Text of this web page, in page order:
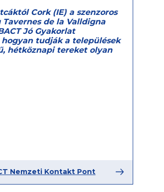
Cork (IE) a szenzoros
Tavernes de la Valldigna
Jó Gyakorlat
tudják a települések
hétköznapi tereket olyan
Nemzeti Kontakt Pont